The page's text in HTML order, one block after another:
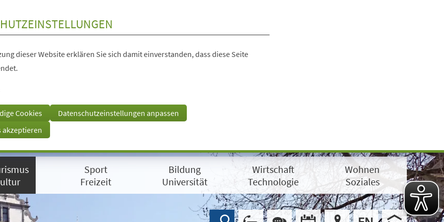
dieser Website erklären Sie sich damit einverstanden, dass diese Seite
Cookies
Datenschutzeinstellungen anpassen
akzeptieren
Sport
Freizeit
Bildung
Universität
Wirtschaft
Technologie
Wohnen
Soziales